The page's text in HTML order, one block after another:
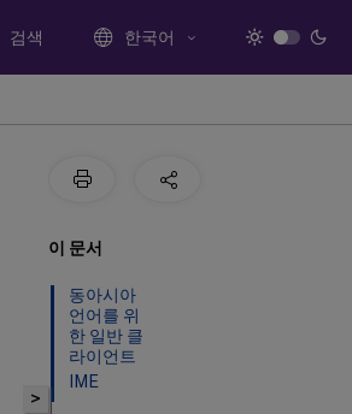
검색 한국어
>
이 문서
동아시아
언어를 위
한 일반 클
라이언트
IME